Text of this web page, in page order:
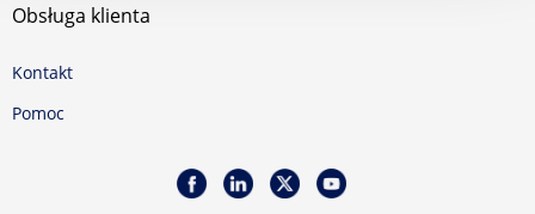
Obsługa klienta
Kontakt
Pomoc